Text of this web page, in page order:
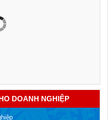
DOANH NGHIỆP